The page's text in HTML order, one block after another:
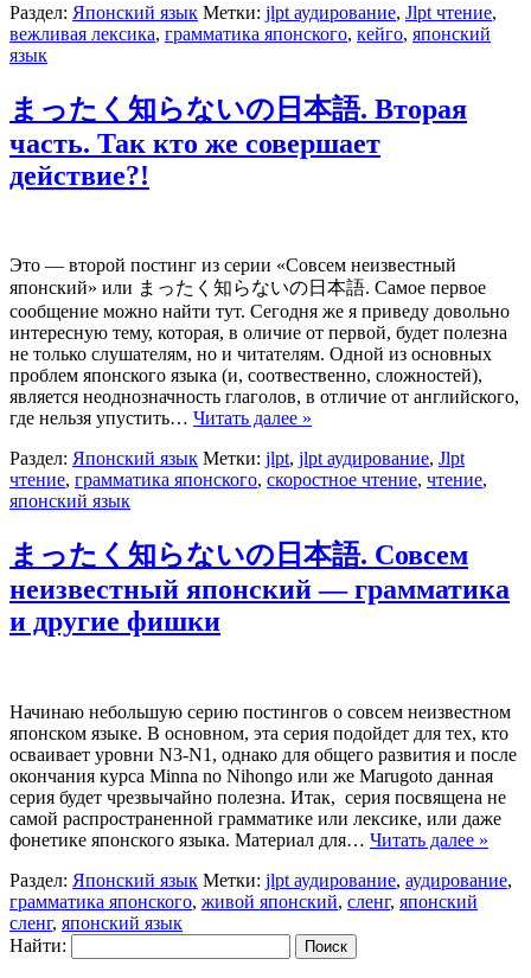
Раздел: Японский язык Метки: jlpt аудирование, Jlpt чтение,
вежливая лексика, грамматика японского, кейго, японский
язык
まったく知らないの日本語. Вторая
часть. Так кто же совершает
действие?!
Это — второй постинг из серии «Совсем неизвестный
японский» или まったく知らないの日本語. Самое первое
сообщение можно найти тут. Сегодня же я приведу довольно
интересную тему, которая, в оличие от первой, будет полезна
не только слушателям, но и читателям. Одной из основных
проблем японского языка (и, соотвественно, сложностей),
является неоднозначность глаголов, в отличие от английского,
где нельзя упустить… Читать далее »
Раздел: Японский язык Метки: jlpt, jlpt аудирование, Jlpt
чтение, грамматика японского, скоростное чтение, чтение,
японский язык
まったく知らないの日本語. Совсем
неизвестный японский — грамматика
и другие фишки
Начинаю небольшую серию постингов о совсем неизвестном
японском языке. В основном, эта серия подойдет для тех, кто
осваивает уровни N3-N1, однако для общего развития и после
окончания курса Minna no Nihongo или же Marugoto данная
серия будет чрезвычайно полезна. Итак, серия посвящена не
самой распространенной грамматике или лексике, или даже
фонетике японского языка. Материал для… Читать далее »
Раздел: Японский язык Метки: jlpt аудирование, аудирование,
грамматика японского, живой японский, сленг, японский
сленг, японский язык
Найти: